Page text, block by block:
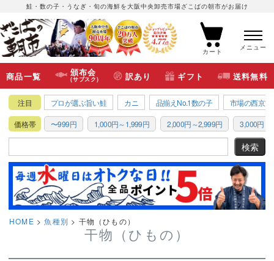
鮭・数の子・うなぎ・旬の海鮮を大阪中央卸売市場ざこばの朝市がお届け
カート
メニュー
商品一覧 頒布会
(サブスク) 訳あり ギフト 送料無料
注目 プロが選ぶ旨い鮭 カニ 品揃えNo.1数の子 市場の西京漬
価格帯 〜999円 1,000円～1,999円 2,000円～2,999円 3,000円～
HOME 魚種別 干物（ひもの）
干物（ひもの）